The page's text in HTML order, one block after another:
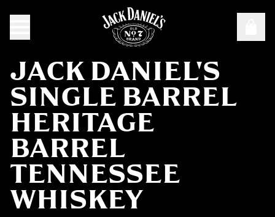
JACK DANIEL'S
SINGLE BARREL
HERITAGE
BARREL
TENNESSEE
WHISKEY